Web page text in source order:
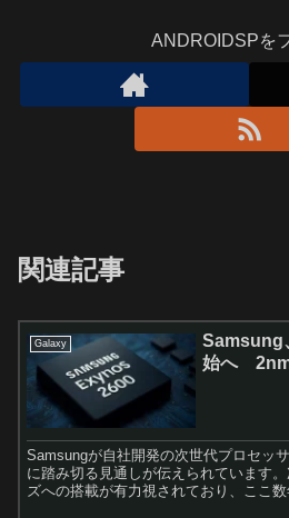
ANDROIDSPを
関連記事
Galaxy
Samsung
始へ 2nm
Samsungが自社開発の次世代プロセッ
に踏み切る見通しが伝えられています
ズへの搭載が有力視されており、ここ